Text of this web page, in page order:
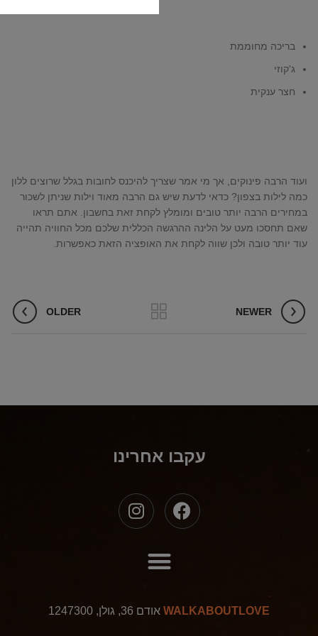
בריכה מחוממת
ג'קוזי
חצר ענקית
ועוד הרבה פינוקים, אך מי אמר שצריך להיכנס לחובות בגלל שרוצים ללון
כמה לילות בצפון? כדאי לדעת שיש גם הרבה מאוד וילות שניתן לשכור
במחירים הרבה יותר טובים ומומלץ לקחת זאת בחשבון. אתם תראו
שאם תחסכו מעט על הלינה ההרגשה הכללית שלכם מכל החוויה תהייה
עוד יותר טובה ולכן שווה לקחת את האופציה הזאת כאפשרות.
NEWER
OLDER
עקבו אחרינו
WALKABOUTLOVE אודם 36, גולן, 1247300